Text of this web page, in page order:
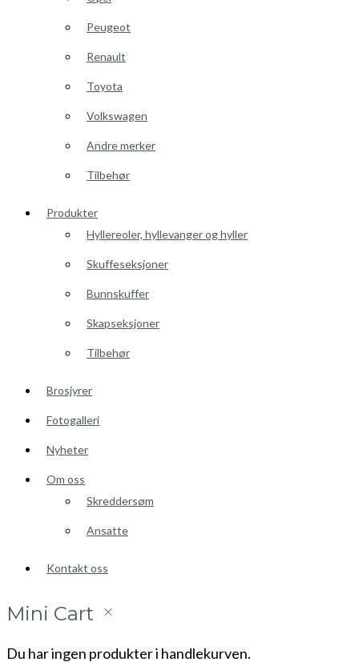
Peugeot
Renault
Toyota
Volkswagen
Andre merker
Tilbehør
Produkter
Hyllereoler, hyllevanger og hyller
Skuffeseksjoner
Bunnskuffer
Skapseksjoner
Tilbehør
Brosjyrer
Fotogalleri
Nyheter
Om oss
Skreddersøm
Ansatte
Kontakt oss
Mini Cart
Du har ingen produkter i handlekurven.